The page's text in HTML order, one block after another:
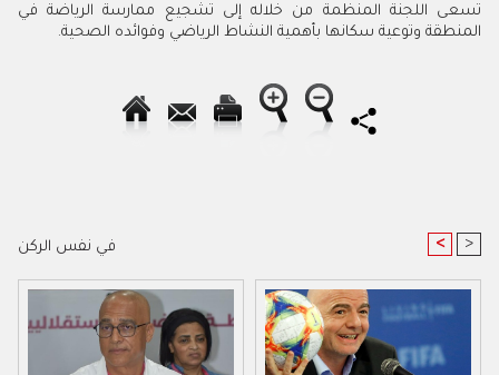
تسعى اللجنة المنظمة من خلاله إلى تشجيع ممارسة الرياضة في
المنطقة وتوعية سكانها بأهمية النشاط الرياضي وفوائده الصحية.
في نفس الركن < >